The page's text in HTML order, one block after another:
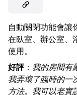
自動關閉功能會讓
在臥室、辦公室、
使用。
好評： 我的房間有
我弄壞了臨時的一
方法。我可以老實